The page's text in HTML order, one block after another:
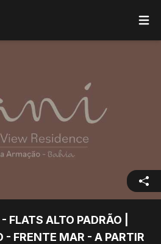
FLATS ALTO PADRÃO |
- FRENTE MAR - A PARTIR